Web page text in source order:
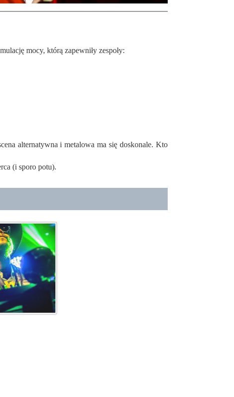
mocy, którą zapewniły zespoły:
alternatywna i metalowa ma się doskonale. Kto
(i sporo potu).